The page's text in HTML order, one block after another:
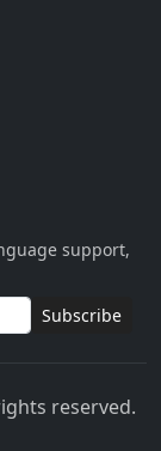
support,
Subscribe
reserved.